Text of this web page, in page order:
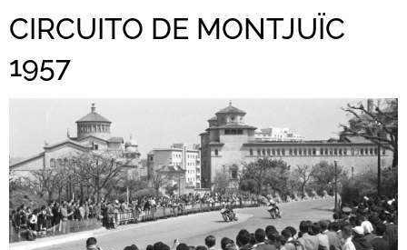
CIRCUITO DE MONTJUÏC
1957